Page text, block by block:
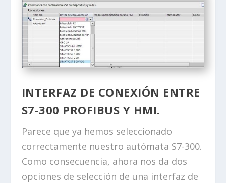
INTERFAZ DE CONEXIÓN ENTRE
S7-300 PROFIBUS Y HMI.
Parece que ya hemos seleccionado
correctamente nuestro autómata S7-300.
Como consecuencia, ahora nos da dos
opciones de selección de una interfaz de